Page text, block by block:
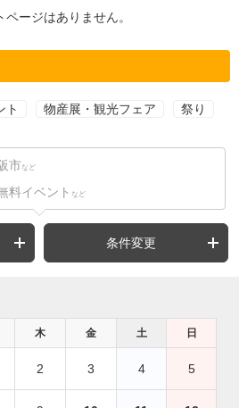
ージはありません。
ト 物産展・観光フェア 祭り
市 など
料イベント など
条件変更
木 金 土 日
2 3 4 5